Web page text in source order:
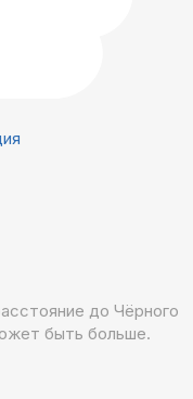
до Чёрного
быть больше.